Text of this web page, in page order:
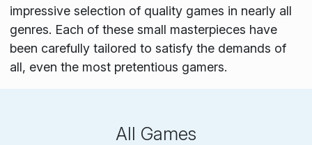
impressive selection of quality games in nearly all
genres. Each of these small masterpieces have
been carefully tailored to satisfy the demands of
all, even the most pretentious gamers.
All Games